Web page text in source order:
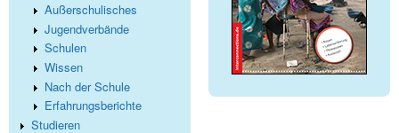
Außerschulisches
Jugendverbände
Schulen
Wissen
Nach der Schule
Erfahrungsberichte
Studieren